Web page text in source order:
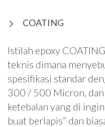
COATING
Istilah epoxy
teknis dimana
spesifikasi standar
300 / 500 Micron, dan
ketebalan yang di
buat berlapis” dan